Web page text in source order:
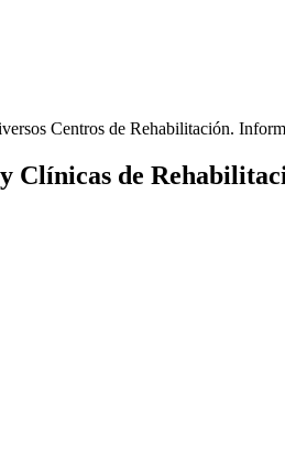
Centros de Rehabilitación.
Clínicas de